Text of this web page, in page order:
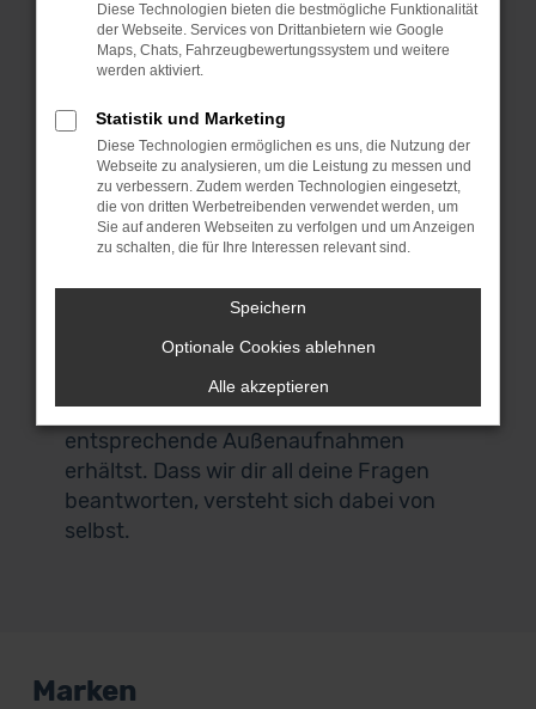
oder der Umgebung kommst, laden wir
dich herzlich zu uns nach Garching ein.
Das liegt bei München und ist über die
Autobahn perfekt zu erreichen. Keine
Zeit? Keine Lust? Kein Problem! Wir
bieten dir einen Lieferservice direkt nach
Augsburg und auf Wunsch vor deine
Haustür. Auch für den Autokauf
brauchst du deine eigenen vier Wände
nicht zu verlassen. Alle Audi A5
Gebrauchtwagen in unserem Sortiment
lassen sich digital scannen und
darstellen, sodass du sowohl ein 360°
Panorama des Innenraums als auch
entsprechende Außenaufnahmen
erhältst. Dass wir dir all deine Fragen
beantworten, versteht sich dabei von
selbst.
Marken
Diese Technologien bieten die bestmögliche Funktionalität
der Webseite. Services von Drittanbietern wie Google
Maps, Chats, Fahrzeugbewertungssystem und weitere
werden aktiviert.
Statistik und Marketing
Diese Technologien ermöglichen es uns, die Nutzung der
Webseite zu analysieren, um die Leistung zu messen und
zu verbessern. Zudem werden Technologien eingesetzt,
die von dritten Werbetreibenden verwendet werden, um
Sie auf anderen Webseiten zu verfolgen und um Anzeigen
zu schalten, die für Ihre Interessen relevant sind.
Speichern
Optionale Cookies ablehnen
Alle akzeptieren